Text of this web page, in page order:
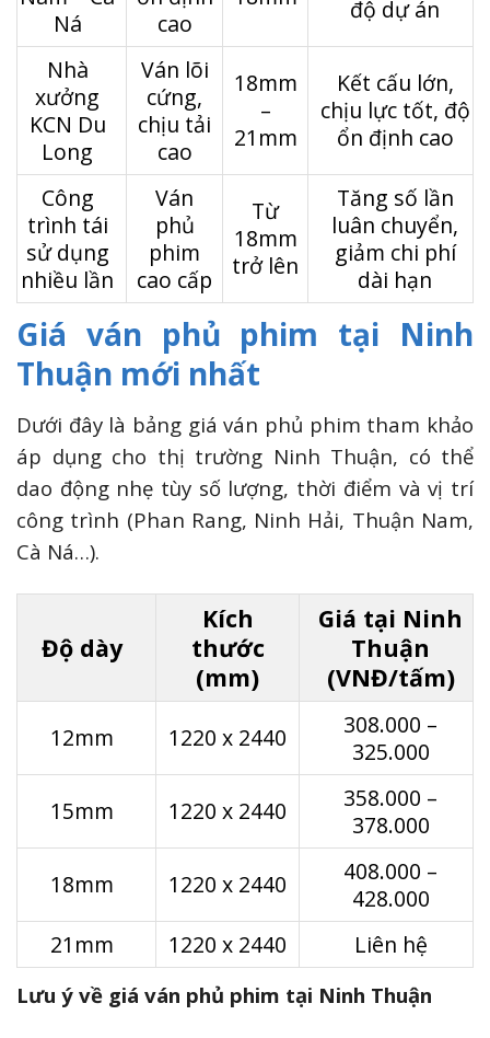
Ná
cao
độ dự án
Nhà
xưởng
KCN Du
Long
Ván lõi
cứng,
chịu tải
cao
18mm
–
21mm
Kết cấu lớn,
chịu lực tốt, độ
ổn định cao
Công
trình tái
sử dụng
nhiều lần
Ván
phủ
phim
cao cấp
Từ
18mm
trở lên
Tăng số lần
luân chuyển,
giảm chi phí
dài hạn
Giá ván phủ phim tại Ninh
Thuận mới nhất
Dưới đây là bảng giá ván phủ phim tham khảo
áp dụng cho thị trường Ninh Thuận, có thể
dao động nhẹ tùy số lượng, thời điểm và vị trí
công trình (Phan Rang, Ninh Hải, Thuận Nam,
Cà Ná…).
Độ dày
Kích
thước
(mm)
Giá tại Ninh
Thuận
(VNĐ/tấm)
12mm 1220 x 2440
308.000 –
325.000
15mm
1220 x 2440
358.000 –
378.000
18mm
1220 x 2440
408.000 –
428.000
21mm
1220 x 2440 Liên hệ
Lưu ý về giá ván phủ phim tại Ninh Thuận